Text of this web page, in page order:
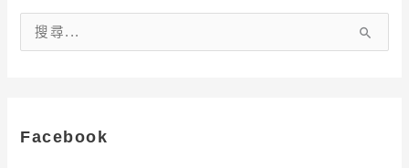
字
Facebook